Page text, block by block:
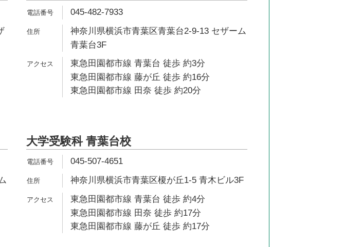
045-482-7933
神奈川県横浜市青葉区青葉台2-9-13 セザーム
青葉台3F
東急田園都市線 青葉台 徒歩 約3分
東急田園都市線 藤が丘 徒歩 約16分
東急田園都市線 田奈 徒歩 約20分
大学受験科 青葉台校
045-507-4651
神奈川県横浜市青葉区榎が丘1-5 青木ビル3F
東急田園都市線 青葉台 徒歩 約4分
東急田園都市線 田奈 徒歩 約17分
東急田園都市線 藤が丘 徒歩 約17分